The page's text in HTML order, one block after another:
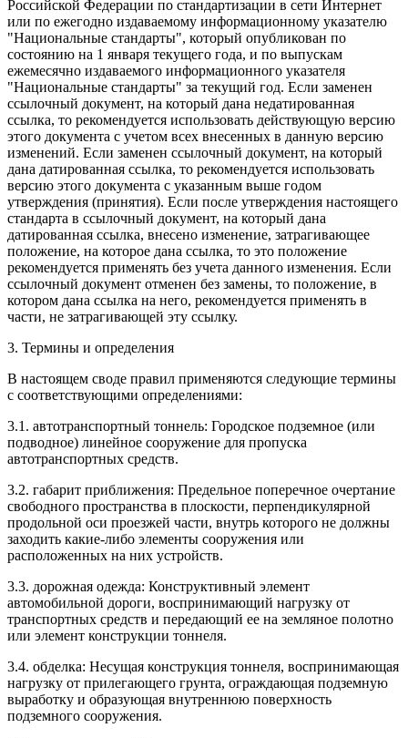
Российской Федерации по стандартизации в сети Интернет
или по ежегодно издаваемому информационному указателю
"Национальные стандарты", который опубликован по
состоянию на 1 января текущего года, и по выпускам
ежемесячно издаваемого информационного указателя
"Национальные стандарты" за текущий год. Если заменен
ссылочный документ, на который дана недатированная
ссылка, то рекомендуется использовать действующую версию
этого документа с учетом всех внесенных в данную версию
изменений. Если заменен ссылочный документ, на который
дана датированная ссылка, то рекомендуется использовать
версию этого документа с указанным выше годом
утверждения (принятия). Если после утверждения настоящего
стандарта в ссылочный документ, на который дана
датированная ссылка, внесено изменение, затрагивающее
положение, на которое дана ссылка, то это положение
рекомендуется применять без учета данного изменения. Если
ссылочный документ отменен без замены, то положение, в
котором дана ссылка на него, рекомендуется применять в
части, не затрагивающей эту ссылку.
3. Термины и определения
В настоящем своде правил применяются следующие термины
с соответствующими определениями:
3.1. автотранспортный тоннель: Городское подземное (или
подводное) линейное сооружение для пропуска
автотранспортных средств.
3.2. габарит приближения: Предельное поперечное очертание
свободного пространства в плоскости, перпендикулярной
продольной оси проезжей части, внутрь которого не должны
заходить какие-либо элементы сооружения или
расположенных на них устройств.
3.3. дорожная одежда: Конструктивный элемент
автомобильной дороги, воспринимающий нагрузку от
транспортных средств и передающий ее на земляное полотно
или элемент конструкции тоннеля.
3.4. обделка: Несущая конструкция тоннеля, воспринимающая
нагрузку от прилегающего грунта, ограждающая подземную
выработку и образующая внутреннюю поверхность
подземного сооружения.